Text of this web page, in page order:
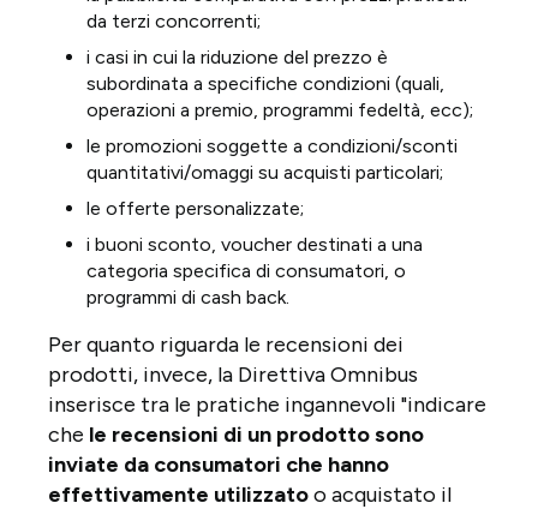
da terzi concorrenti;
i casi in cui la riduzione del prezzo è
subordinata a specifiche condizioni (quali,
operazioni a premio, programmi fedeltà, ecc);
le promozioni soggette a condizioni/sconti
quantitativi/omaggi su acquisti particolari;
le offerte personalizzate;
i buoni sconto, voucher destinati a una
categoria specifica di consumatori, o
programmi di cash back.
Per quanto riguarda le recensioni dei
prodotti, invece, la Direttiva Omnibus
inserisce tra le pratiche ingannevoli "indicare
che le recensioni di un prodotto sono
inviate da consumatori che hanno
effettivamente utilizzatoo acquistato il